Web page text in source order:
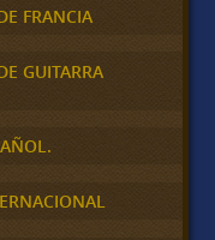
FRANCIA
GUITARRA